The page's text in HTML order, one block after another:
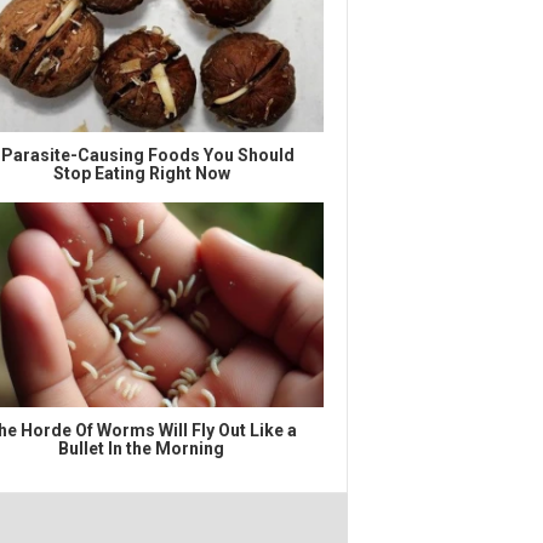
Causing Foods You Should
Stop Eating Right Now
Horde Of Worms Will Fly Out Like a
Bullet In the Morning